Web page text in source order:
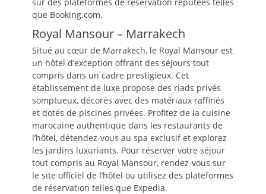
que Booking.com.
Royal Mansour – Marrakech
Situé au cœur de Marrakech, le Royal Mansour est
un hôtel d’exception offrant des séjours tout
compris dans un cadre prestigieux. Cet
établissement de luxe propose des riads privés
somptueux, décorés avec des matériaux raffinés
et dotés de piscines privées. Profitez de la cuisine
marocaine authentique dans les restaurants de
l’hôtel, détendez-vous au spa exclusif et explorez
les jardins luxuriants. Pour réserver votre séjour
tout compris au Royal Mansour, rendez-vous sur
le site officiel de l’hôtel ou utilisez des plateformes
de réservation telles que Expedia.